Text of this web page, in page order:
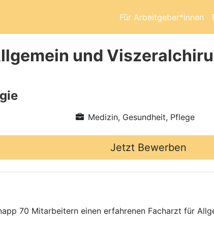
Für Arbeitgeber*innen
und
Medizin, Gesundheit, Pflege
Jetzt Bewerben
70 Mitarbeitern einen erfahrenen Facharzt für